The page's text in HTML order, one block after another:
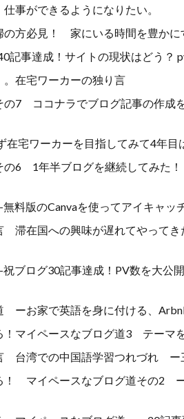
事ができるようになりたい。
の方必見！ 家にいる時間を豊かに
事達成！サイトの現状はどう？
在宅ワーカーの独り言
7 ココナラでブログ記事の作成
在宅ワーカーを目指してみて4年目
6 1年半ブログを継続してみた
料版のCanvaを使ってアイキャッ
滞在国への興味が遅れてやって
ブログ30記事達成！PV数を大公
ーお家で英語を身に付ける、
！マイペースなブログ道3 テーマ
台湾での中国語学習つれづれ ー
！ マイペースなブログ道その2